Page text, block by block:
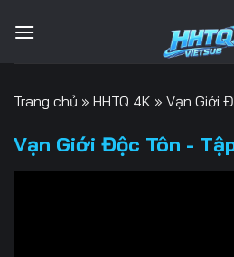
qua
Trang chủ » HHTQ 4K » Vạn Giới
Vạn Giới Độc Tôn -